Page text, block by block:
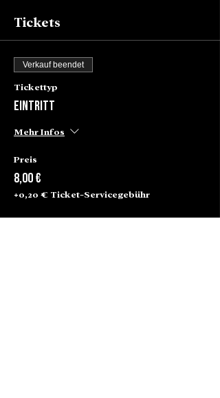
Tickets
Verkauf beendet
Tickettyp
Eintritt
Mehr Infos
Preis
8,00 €
+0,20 € Ticket-Servicegebühr